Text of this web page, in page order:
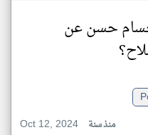
حسن عن
Oct 12, 2024
منذ سنة